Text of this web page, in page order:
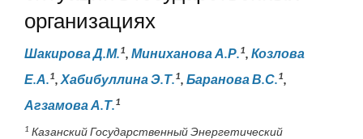
организациях
Шакирова Д.М.1, Миниханова А.Р.1, Козлова
Е.А.1, Хабибуллина Э.Т.1, Баранова В.С.1,
Агзамова А.Т.1
1 Казанский Государственный Энергетический